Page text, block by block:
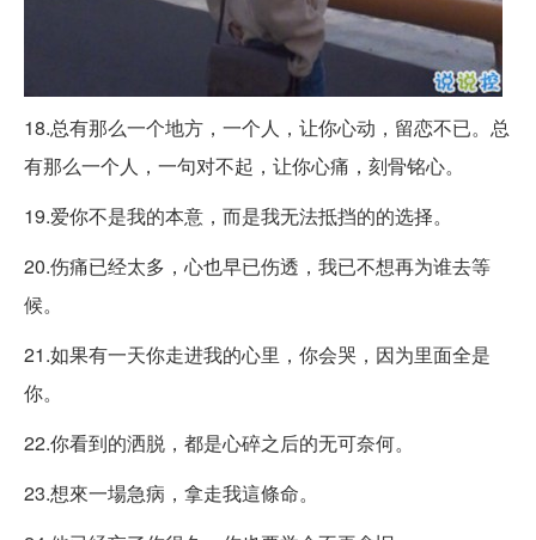
18.总有那么一个地方，一个人，让你心动，留恋不已。总
有那么一个人，一句对不起，让你心痛，刻骨铭心。
19.爱你不是我的本意，而是我无法抵挡的的选择。
20.伤痛已经太多，心也早已伤透，我已不想再为谁去等
候。
21.如果有一天你走进我的心里，你会哭，因为里面全是
你。
22.你看到的洒脱，都是心碎之后的无可奈何。
23.想來一場急病，拿走我這條命。